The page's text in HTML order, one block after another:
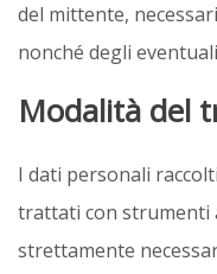
del mittente,
nonché degli
Modalità del
I dati personali
trattati con strumenti
strettamente